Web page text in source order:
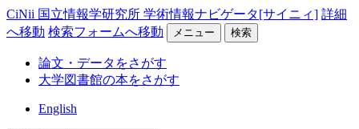
CiNii 国立情報学研究所 学術情報ナビゲータ[サイニィ] 詳細
へ移動 検索フォームへ移動 メニュー 検索
論文・データをさがす
大学図書館の本をさがす
English